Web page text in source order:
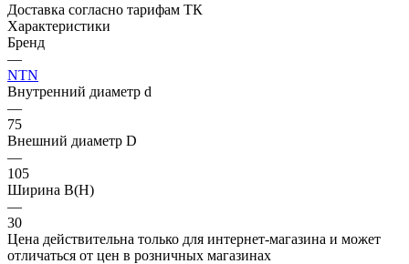
Доставка согласно тарифам ТК
Характеристики
Бренд
—
NTN
Внутренний диаметр d
—
75
Внешний диаметр D
—
105
Ширина B(H)
—
30
Цена действительна только для интернет-магазина и может
отличаться от цен в розничных магазинах